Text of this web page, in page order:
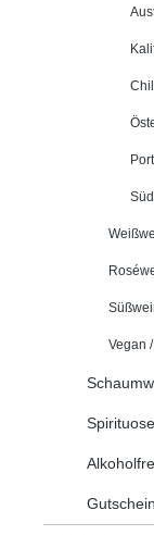
Vegan